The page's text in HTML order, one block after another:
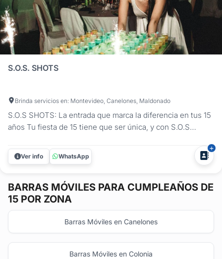
S.O.S. SHOTS
Brinda servicios en: Montevideo, Canelones, Maldonado
S.O.S SHOTS: La entrada que marca la diferencia en tus 15
años Tu fiesta de 15 tiene que ser única, y con S.O.S
traer un carrito de shots iluminado con luces LED y fuegos
fríos, perfecto para arrancar la parte más divertida de la
Ver info WhatsApp
BARRAS MÓVILES PARA CUMPLEAÑOS DE
15 POR ZONA
Barras Móviles en Canelones
Barras Móviles en Colonia